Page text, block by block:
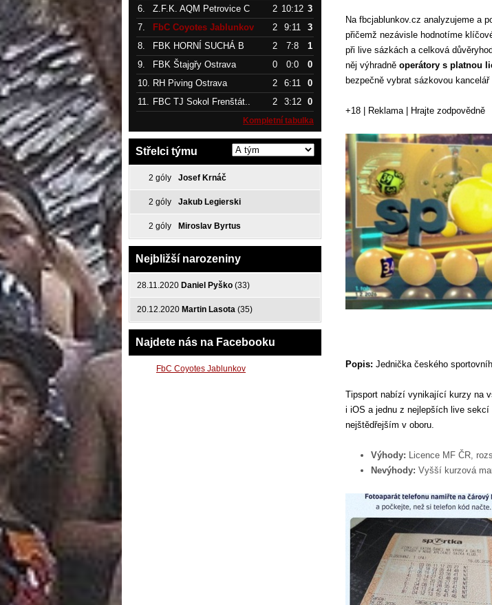
Na fbcjablunkov.cz analyzujeme a
přičemž nezávisle hodnotíme
při live sázkách a celková
něj výhradně operátory s platnou
bezpečně vybrat sázkovou
+18 | Reklama | Hrajte zodpovědně
Popis: Jednička českého
Tipsport nabízí vynikající kurzy na
i iOS a jednu z nejlepších live
nejštědřejším v oboru.
Výhody: Licence MF ČR,
Nevýhody: Vyšší kurzová
6.
Z.F.K. AQM Petrovice C 2 10:12 3
7.
FbC Coyotes Jablunkov 2 9:11
3
8.
FBK HORNÍ SUCHÁ B 2 7:8
1
9.
FBK Štajgřy Ostrava 0 0:0
0
10. RH Piving Ostrava 2 6:11
0
11. FBC TJ Sokol Frenštát.. 2 3:12 0
Kompletní tabulka
Střelci týmu
2 góly Josef Krnáč
2 góly Jakub Legierski
2 góly Miroslav Byrtus
Nejbližší narozeniny
28.11.2020 Daniel Pyško (33)
20.12.2020 Martin Lasota (35)
Najdete nás na Facebooku
FbC Coyotes Jablunkov